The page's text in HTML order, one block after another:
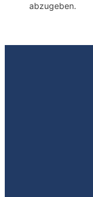
abzugeben.